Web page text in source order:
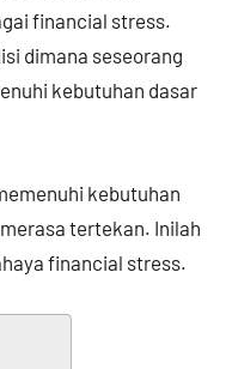
financial stress.
dimana seseorang
kebutuhan dasar
kebutuhan
tertekan. Inilah
financial stress.